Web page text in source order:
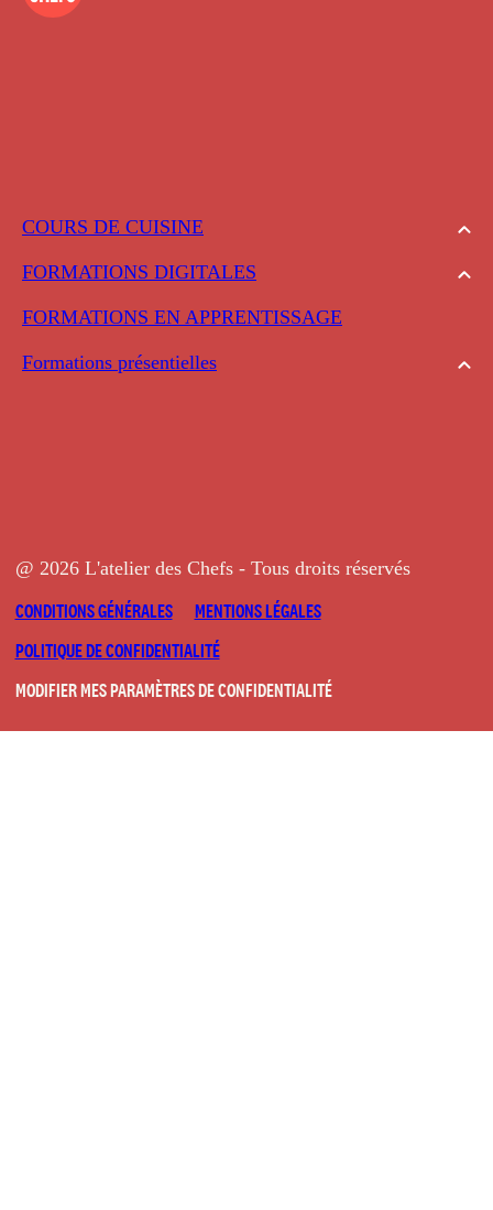
COURS DE CUISINE
FORMATIONS DIGITALES
FORMATIONS EN APPRENTISSAGE
Formations présentielles
@ 2026 L'atelier des Chefs - Tous droits réservés
CONDITIONS GÉNÉRALES
MENTIONS LÉGALES
POLITIQUE DE CONFIDENTIALITÉ
MODIFIER MES PARAMÈTRES DE CONFIDENTIALITÉ